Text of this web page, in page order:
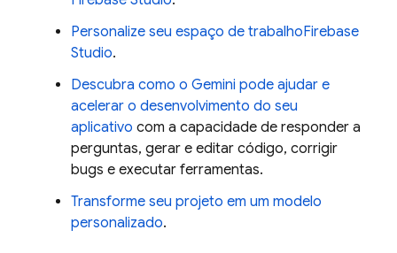
Personalize seu espaço de trabalhoFirebase
Studio.
Descubra como o Gemini pode ajudar e
acelerar o desenvolvimento do seu
aplicativo com a capacidade de responder a
perguntas, gerar e editar código, corrigir
bugs e executar ferramentas.
Transforme seu projeto em um modelo
personalizado.